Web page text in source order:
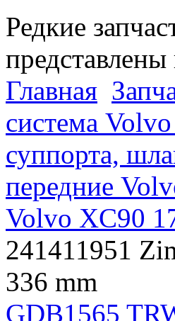
Редкие
Главная
система
суппорта,
передние
Volvo XC90
241411951
336 mm
GDB1565